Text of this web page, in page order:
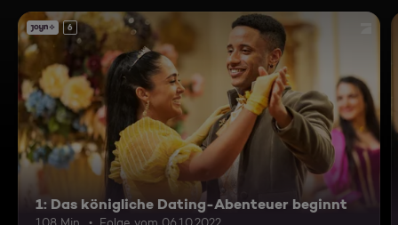
6
1: Das königliche Dating-Abenteuer beginnt